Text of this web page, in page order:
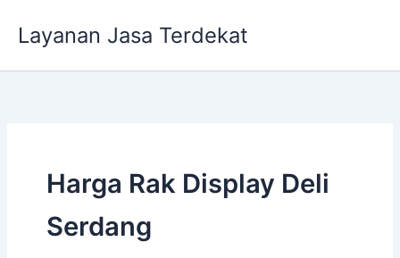
Layanan Jasa Terdekat
Harga Rak Display Deli
Serdang